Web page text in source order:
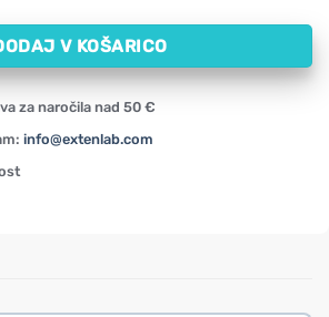
V KOŠARICO
za naročila nad 50 €
info@extenlab.com